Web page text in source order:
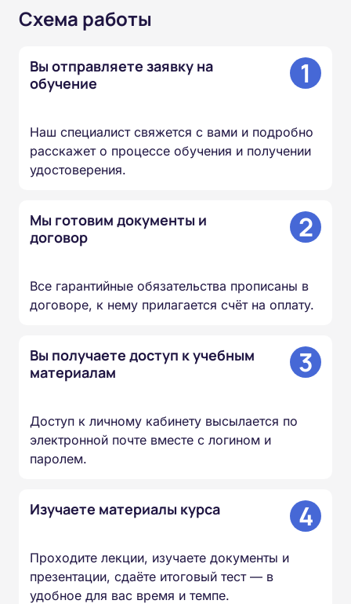
Схема работы
Вы отправляете заявку на
обучение
1
Наш специалист свяжется с вами и подробно
расскажет о процессе обучения и получении
удостоверения.
Мы готовим документы и
договор
2
Все гарантийные обязательства прописаны в
договоре, к нему прилагается счёт на оплату.
Вы получаете доступ к учебным
материалам
3
Доступ к личному кабинету высылается по
электронной почте вместе с логином и
паролем.
Изучаете материалы курса 4
Проходите лекции, изучаете документы и
презентации, сдаёте итоговый тест — в
удобное для вас время и темпе.